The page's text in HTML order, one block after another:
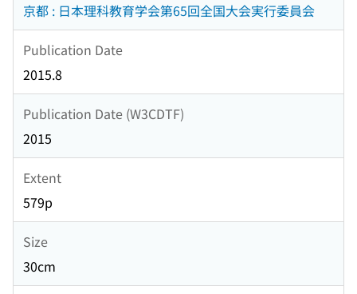
京都 : 日本理科教育学会第65回全国大会実行委員会
Publication Date
2015.8
Publication Date (W3CDTF)
2015
Extent
579p
Size
30cm